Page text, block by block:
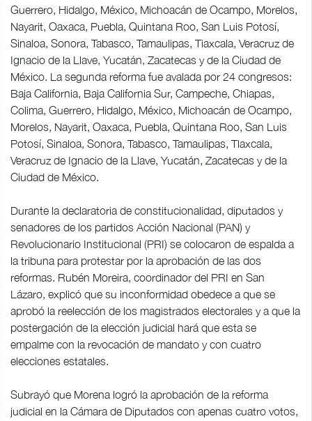
Guerrero, Hidalgo, México, Michoacán de Ocampo, Morelos,
Nayarit, Oaxaca, Puebla, Quintana Roo, San Luis Potosí,
Sinaloa, Sonora, Tabasco, Tamaulipas, Tiaxcala, Veracruz de
Ignacio de la Llave, Yucatán, Zacatecas y de la Ciudad de
México. La segunda reforma fue avalada por 24 congresos:
Baja California, Baja California Sur, Campeche, Chiapas,
Colima, Guerrero, Hidalgo, México, Michoacán de Ocampo,
Morelos, Nayarit, Oaxaca, Puebla, Quintana Roo, San Luis
Potosí, Sinaloa, Sonora, Tabasco, Tamaulipas, Tlaxcala,
Veracruz de Ignacio de la Llave, Yucatán, Zacatecas y de la
Ciudad de México.
Durante la declaratoria de constitucionalidad, diputados y
senadores de los partidos Acción Nacional (PAN) y
Revolucionario Institucional (PRI) se colocaron de espalda a
la tribuna para protestar por la aprobación de las dos
reformas. Rubén Moreira, coordinador del PRI en San
Lázaro, explicó que su inconformidad obedece a que se
aprobó la reelección de los magistrados electorales y a que la
postergación de la elección judicial hará que esta se
empalme con la revocación de mandato y con cuatro
elecciones estatales.
Subrayó que Morena logró la aprobación de la reforma
judicial en la Cámara de Diputados con apenas cuatro votos,